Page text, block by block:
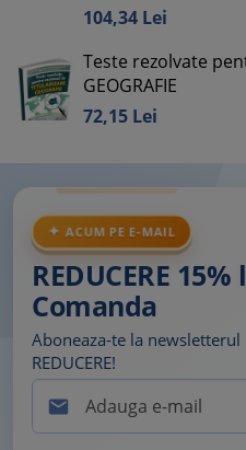
104,34 Lei
Teste rezolvate
GEOGRAFIE
72,15 Lei
ACUM PE E-MAIL
REDUCERE
Comanda
Aboneaza-te la
REDUCERE!
